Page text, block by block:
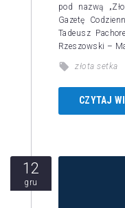
pod nazwą
Gazetę
Tadeusz
Rzeszowski –
złota setka
CZYTAJ
12
gru